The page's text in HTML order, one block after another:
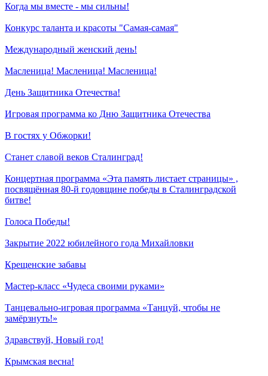
Когда мы вместе - мы сильны!
Конкурс таланта и красоты "Самая-самая"
Международный женский день!
Масленица! Масленица! Масленица!
День Защитника Отечества!
Игровая программа ко Дню Защитника Отечества
В гостях у Обжорки!
Станет славой веков Сталинград!
Концертная программа «Эта память листает страницы» ,
посвящённая 80-й годовщине победы в Сталинградской
битве!
Голоса Победы!
Закрытие 2022 юбилейного года Михайловки
Крещенские забавы
Мастер-класс «Чудеса своими руками»
Танцевально-игровая программа «Танцуй, чтобы не
замёрзнуть!»
Здравствуй, Новый год!
Крымская весна!